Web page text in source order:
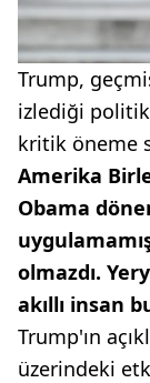
Trump,
izlediği
kritik öneme
Amerika
Obama
olmazdı.
akıllı insan
Trump'ın
üzerindeki